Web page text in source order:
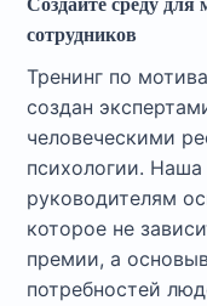
Создайте среду для
сотрудников
Тренинг по
создан
человеческими
психологии.
руководителям
которое не
премии, а
потребностей